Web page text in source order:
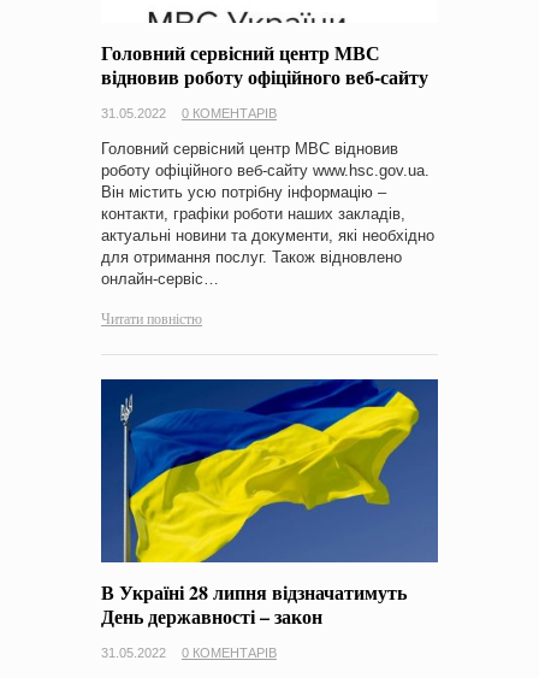
Головний сервісний центр МВС
відновив роботу офіційного веб-сайту
31.05.2022 0 КОМЕНТАРІВ
Головний сервісний центр МВС відновив
роботу офіційного веб-сайту www.hsc.gov.ua.
Він містить усю потрібну інформацію –
контакти, графіки роботи наших закладів,
актуальні новини та документи, які необхідно
для отримання послуг. Також відновлено
онлайн-сервіс…
Читати повністю
В Україні 28 липня відзначатимуть
День державності – закон
31.05.2022 0 КОМЕНТАРІВ